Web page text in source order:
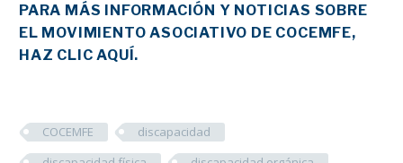
PARA MÁS INFORMACIÓN Y NOTICIAS SOBRE
EL MOVIMIENTO ASOCIATIVO DE COCEMFE,
HAZ CLIC AQUÍ.
COCEMFE
discapacidad